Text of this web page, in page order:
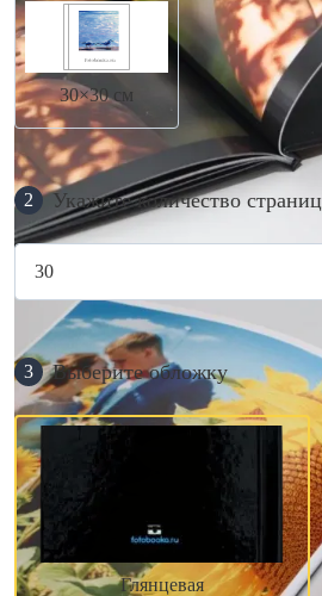
30×30 см
2 Укажите количество страниц
3 Выберите обложку
Глянцевая